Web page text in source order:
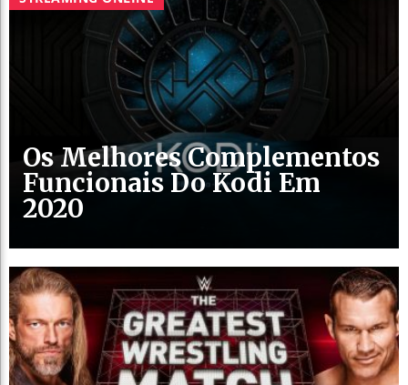
Os Melhores Complementos
Funcionais Do Kodi Em
2020